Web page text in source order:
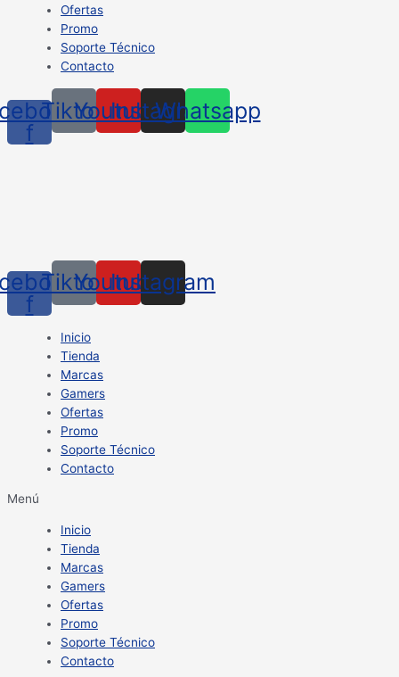
Ofertas
Promo
Soporte Técnico
Contacto
f
TiktokYoutube
Instagram
Whatsapp
f
TiktokYoutube
Instagram
Inicio
Tienda
Marcas
Gamers
Ofertas
Promo
Soporte Técnico
Contacto
Menú
Inicio
Tienda
Marcas
Gamers
Ofertas
Promo
Soporte Técnico
Contacto